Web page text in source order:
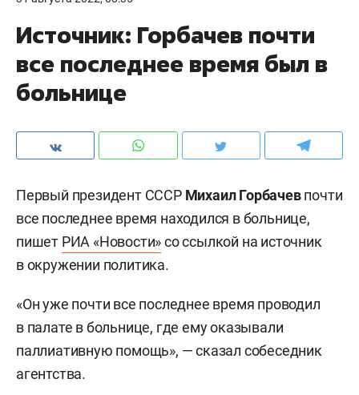
Источник: Горбачев почти
все последнее время был в
больнице
Первый президент СССР Михаил Горбачевпочти
все последнее время находился в больнице,
пишет РИА «Новости»со ссылкой на источник
в окружении политика.
«Он уже почти все последнее время проводил
в палате в больнице, где ему оказывали
паллиативную помощь», — сказал собеседник
агентства.